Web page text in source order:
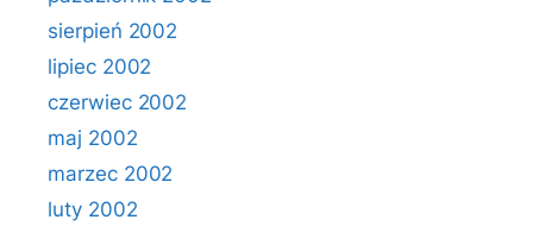
sierpień 2002
lipiec 2002
czerwiec 2002
maj 2002
marzec 2002
luty 2002